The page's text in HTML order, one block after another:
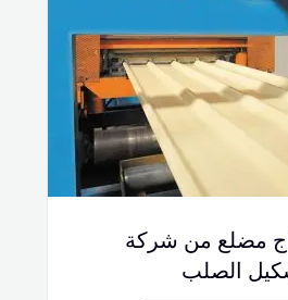
مضلع من شركة
الصلب